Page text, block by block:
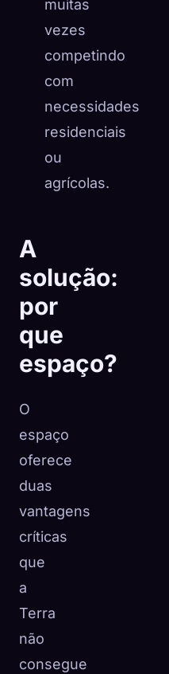
muitas
vezes
competindo
com
necessidades
residenciais
ou
agrícolas.
A
solução:
por
que
espaço?
O
espaço
oferece
duas
vantagens
críticas
que
a
Terra
não
consegue